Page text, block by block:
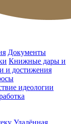
Документы
Книжные дары и
и достижения
идеологии
Удалённая